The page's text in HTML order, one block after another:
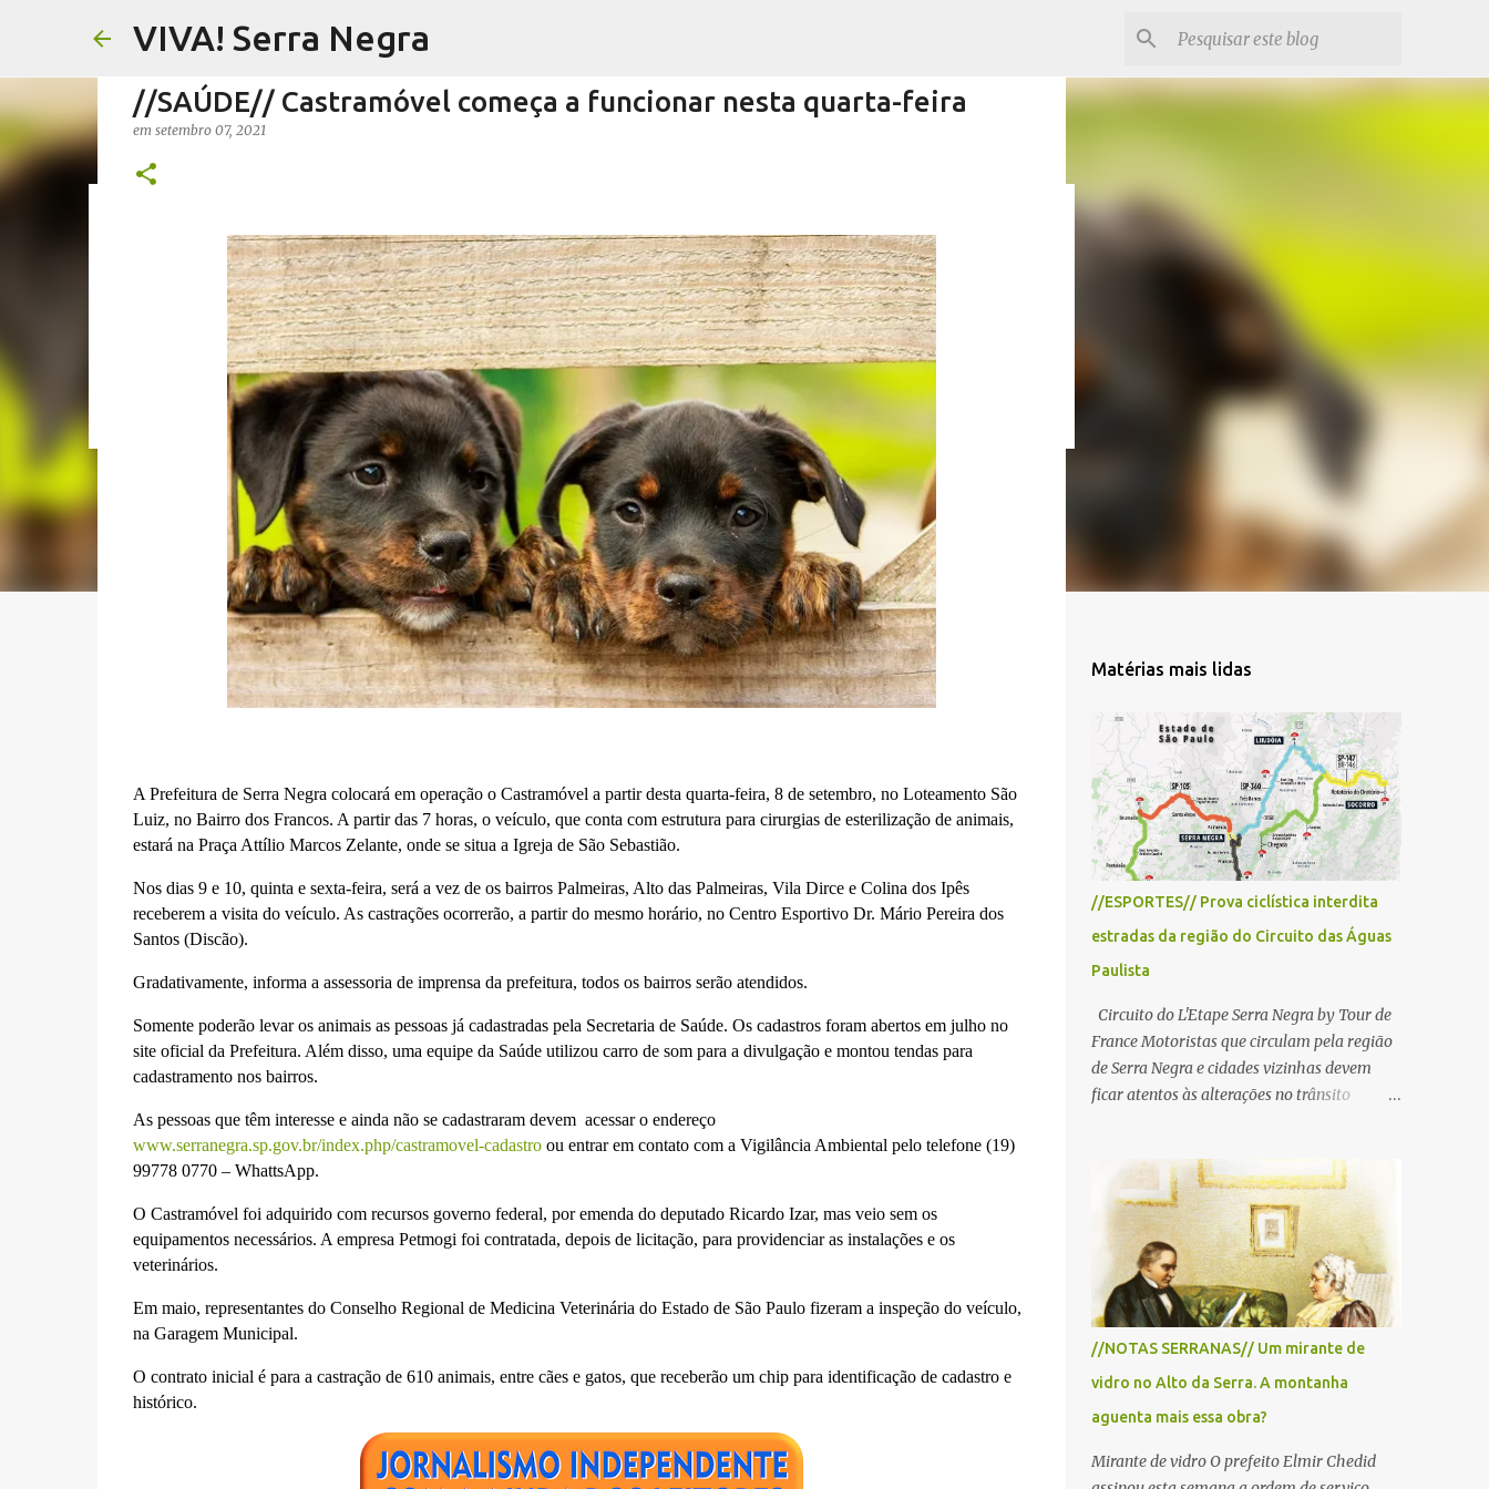
VIVA! Serra Negra
//FERNANDO PESCIOTTA// Encurtando caminho
agosto 06, 2026 FERNANDO PESCIOTTA NOTÍCIAS SERRA NEGRA VIVA! SERRA NEGRA
//SAÚDE// Castramóvel começa a funcionar nesta quarta-feira
em setembro 07, 2021
A Prefeitura de Serra Negra colocará em operação o Castramóvel a partir desta quarta-feira, 8 de setembro, no Loteamento São
Luiz, no Bairro dos Francos. A partir das 7 horas, o veículo, que conta com estrutura para cirurgias de esterilização de animais,
estará na Praça Attílio Marcos Zelante, onde se situa a Igreja de São Sebastião.
Nos dias 9 e 10, quinta e sexta-feira, será a vez de os bairros Palmeiras, Alto das Palmeiras, Vila Dirce e Colina dos Ipês
receberem a visita do veículo. As castrações ocorrerão, a partir do mesmo horário, no Centro Esportivo Dr. Mário Pereira dos
Santos (Discão).
Gradativamente, informa a assessoria de imprensa da prefeitura, todos os bairros serão atendidos.
Somente poderão levar os animais as pessoas já cadastradas pela Secretaria de Saúde. Os cadastros foram abertos em julho no
site oficial da Prefeitura. Além disso, uma equipe da Saúde utilizou carro de som para a divulgação e montou tendas para
cadastramento nos bairros.
As pessoas que têm interesse e ainda não se cadastraram devem acessar o endereço
www.serranegra.sp.gov.br/index.php/castramovel-cadastroou entrar em contato com a Vigilância Ambiental pelo telefone (19)
99778 0770 – WhattsApp.
O Castramóvel foi adquirido com recursos governo federal, por emenda do deputado Ricardo Izar, mas veio sem os
equipamentos necessários. A empresa Petmogi foi contratada, depois de licitação, para providenciar as instalações e os
veterinários.
Em maio, representantes do Conselho Regional de Medicina Veterinária do Estado de São Paulo fizeram a inspeção do veículo,
na Garagem Municipal.
O contrato inicial é para a castração de 610 animais, entre cães e gatos, que receberão um chip para identificação de cadastro e
histórico.
Matérias mais lidas
//ESPORTES// Prova ciclística interdita
estradas da região do Circuito das Águas
Paulista
Circuito do L'Etape Serra Negra by Tour de
France Motoristas que circulam pela região
de Serra Negra e cidades vizinhas devem
ficar atentos às alterações no trânsito
realização do L'Étape Serra Negra by Tour
de France presented by Nubank.
Considerado o principal circuito de ciclismo
amador da América Latina, o evento reunirá
atletas de diferentes regiões do país e terá
percursos passando pelos municípios de
Serra Negra, Amparo, Monte Alegre do Sul,
Lindoia e Socorro. Para garantir a segurança
dos participantes e do público, diversos
trechos de rodovias e estradas da região
longo da prova. A largada será na Rua
//NOTAS SERRANAS// Um mirante de
vidro no Alto da Serra. A montanha
aguenta mais essa obra?
Mirante de vidro O prefeito Elmir Chedid